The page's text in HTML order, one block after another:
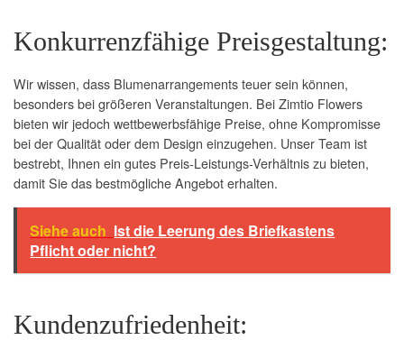
Konkurrenzfähige Preisgestaltung:
Wir wissen, dass Blumenarrangements teuer sein können,
besonders bei größeren Veranstaltungen. Bei Zimtio Flowers
bieten wir jedoch wettbewerbsfähige Preise, ohne Kompromisse
bei der Qualität oder dem Design einzugehen. Unser Team ist
bestrebt, Ihnen ein gutes Preis-Leistungs-Verhältnis zu bieten,
damit Sie das bestmögliche Angebot erhalten.
Siehe auch Ist die Leerung des Briefkastens
Pflicht oder nicht?
Kundenzufriedenheit: